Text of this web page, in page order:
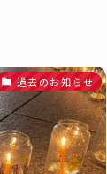
過去のお知らせ